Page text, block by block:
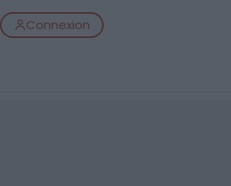
Connexion